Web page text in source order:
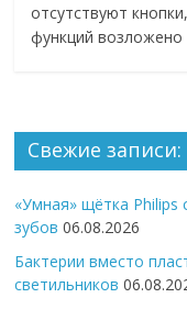
отсутствуют
функций
Свежие записи:
«Умная» щётка Philips
зубов 06.08.2026
Бактерии вместо
светильников